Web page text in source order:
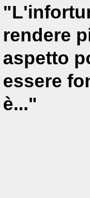
rendere
aspetto
essere
è..."